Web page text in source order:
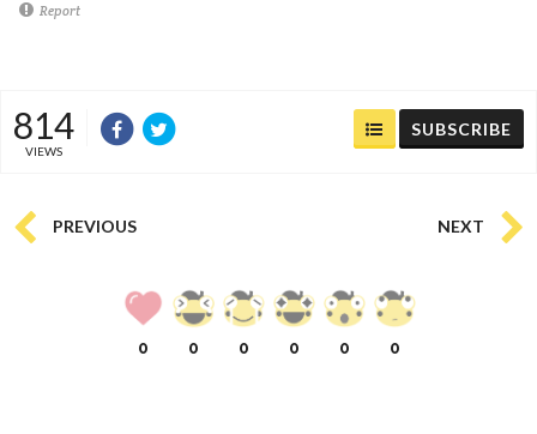
Report
814
VIEWS
SUBSCRIBE
PREVIOUS NEXT
0 0 0 0 0 0